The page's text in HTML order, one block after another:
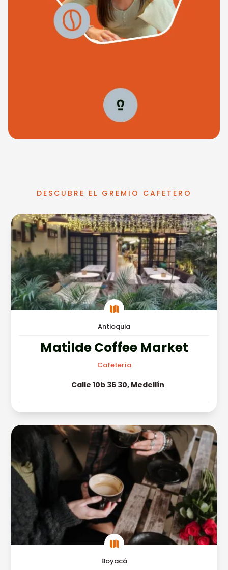
DESCUBRE EL GREMIO CAFETERO

Antioquia
Matilde Coffee Market
Cafetería
Calle 10b 36 30, Medellín

Boyacá